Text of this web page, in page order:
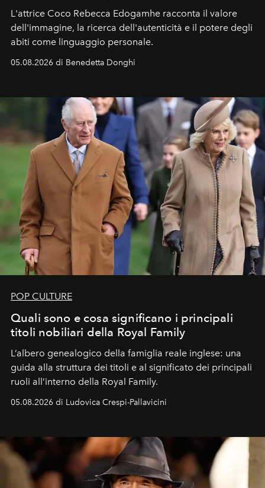
L'attrice Coco Rebecca Edogamhe racconta il valore
dell'immagine, la ricerca dell'autenticità e il potere degli
abiti come linguaggio personale.
05.08.2026 di Benedetta Donghi
POP CULTURE
Quali sono e cosa significano i principali
titoli nobiliari della Royal Family
L’albero genealogico della famiglia reale inglese: una
guida alla struttura dei titoli e al significato dei principali
ruoli all’interno della Royal Family.
05.08.2026 di Ludovica Crespi-Pallavicini